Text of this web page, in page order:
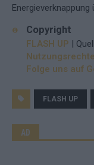
Copyright
FLASH UP |
Folge uns auf
FLASH UP
AD